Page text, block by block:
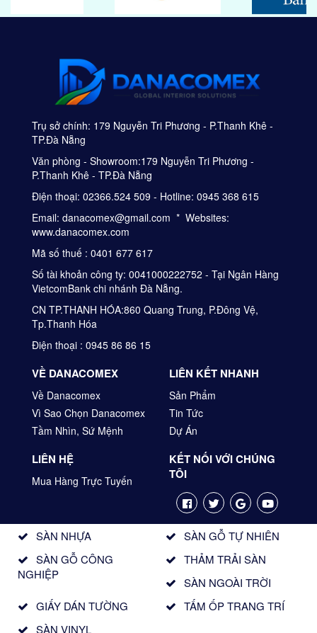
Trụ sở chính: 179 Nguyễn Tri Phương - P.Thanh Khê -
TP.Đà Nẵng
Văn phòng - Showroom:179 Nguyễn Tri Phương -
P.Thanh Khê - TP.Đà Nẵng
Điện thoại: 02366.524 509 - Hotline: 0945 368 615
Email: danacomex@gmail.com * Websites:
www.danacomex.com
Mã số thuế : 0401 677 617
Số tài khoản công ty: 0041000222752 - Tại Ngân Hàng
VietcomBank chi nhánh Đà Nẵng.
CN TP.THANH HÓA:860 Quang Trung, P.Đông Vệ,
Tp.Thanh Hóa
Điện thoại : 0945 86 86 15
VỀ DANACOMEX
Về Danacomex
Vì Sao Chọn Danacomex
Tầm Nhìn, Sứ Mệnh
LIÊN HỆ
Mua Hàng Trực Tuyến
LIÊN KẾT NHANH
Sản Phẩm
Tin Tức
Dự Án
KẾT NỐI VỚI CHÚNG
TÔI
SÀN NHỰA
SÀN GỖ TỰ NHIÊN
SÀN GỖ CÔNG
NGHIỆP
THẢM TRẢI SÀN
SÀN NGOÀI TRỜI
GIẤY DÁN TƯỜNG
TẤM ỐP TRANG TRÍ
SÀN VINYL